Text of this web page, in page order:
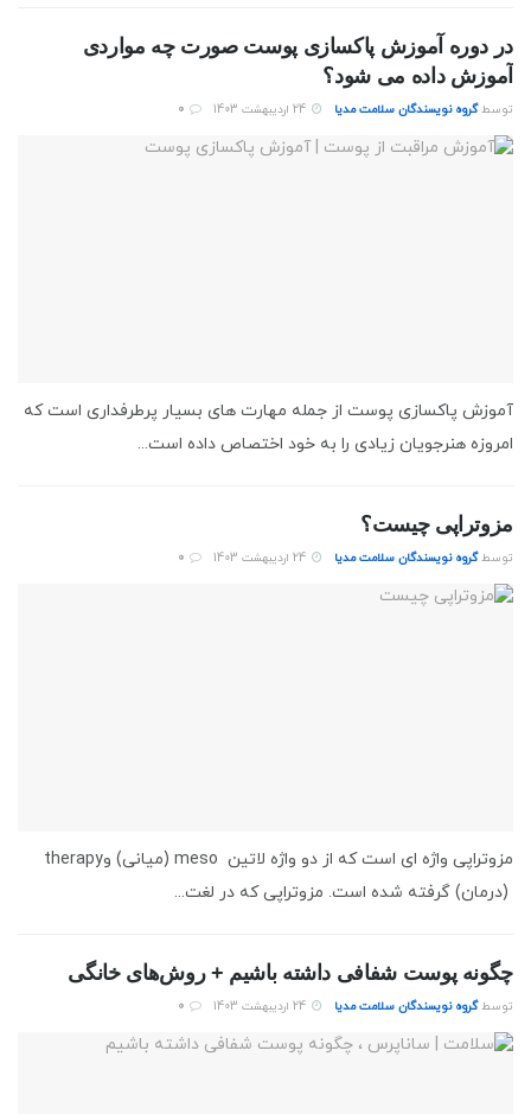
در دوره آموزش پاکسازی پوست صورت چه مواردی
آموزش داده می شود؟
توسط گروه نویسندگان سلامت مدیا
آموزش پاکسازی پوست از جمله مهارت های بسیار پرطرفداری است که
امروزه هنرجویان زیادی را به خود اختصاص داده است...
مزوتراپی چیست؟
توسط گروه نویسندگان سلامت مدیا
مزوتراپی واژه ای است که از دو واژه لاتین meso (میانی) وtherapy
(درمان) گرفته شده است. مزوتراپی که در لغت...
چگونه پوست شفافی داشته باشیم + روش‌های خانگی
توسط گروه نویسندگان سلامت مدیا